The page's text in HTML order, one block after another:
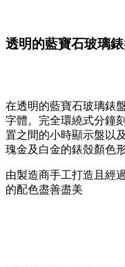
透明的藍寶石玻璃
在透明的藍寶石玻璃錶
字體。完全環繞式分鐘
置之間的小時顯示盤以
瑰金及白金的錶殼顏色
由製造商手工打造且經
的配色盡善盡美